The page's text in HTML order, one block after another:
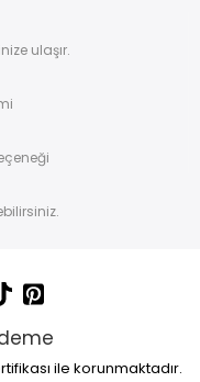
ulaşır.
ile korunmaktadır.